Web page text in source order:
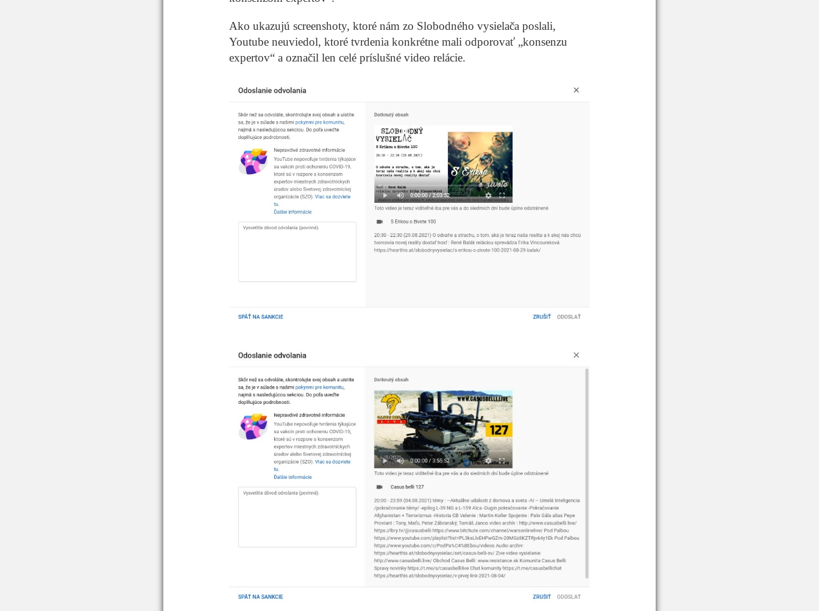
Ako ukazujú screenshoty, ktoré nám zo Slobodného vysielača poslali,
Youtube neuviedol, ktoré tvrdenia konkrétne mali odporovať „konsenzu
expertov“ a označil len celé príslušné video relácie.